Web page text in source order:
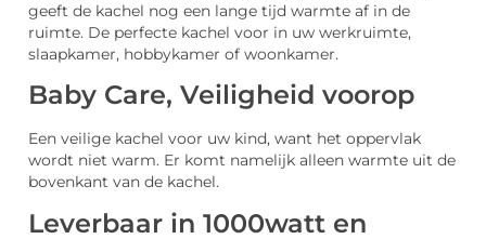
geeft de kachel nog een lange tijd warmte af in de
ruimte. De perfecte kachel voor in uw werkruimte,
slaapkamer, hobbykamer of woonkamer.
Baby Care, Veiligheid voorop
Een veilige kachel voor uw kind, want het oppervlak
wordt niet warm. Er komt namelijk alleen warmte uit de
bovenkant van de kachel.
Leverbaar in 1000watt en